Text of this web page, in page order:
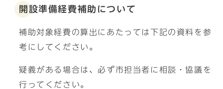
開設準備経費補助について
補助対象経費の算出にあたっては下記の資料を参
考にしてください。
疑義がある場合は、必ず市担当者に相談・協議を
行ってください。